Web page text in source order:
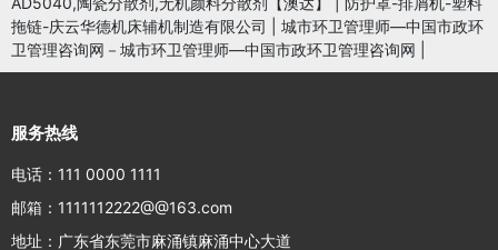
拖链-庆云华德机床辅机制造有限公司
城市环卫管理师—中国市政环
卫管理咨询网－城市环卫管理师—中国市政环卫管理咨询网
服务热线
电话：111 0000 1111
邮箱：1111112222@@163.com
地址：广东省东莞市麻涌镇麻涌中心大道